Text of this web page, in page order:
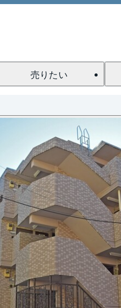
売りたい